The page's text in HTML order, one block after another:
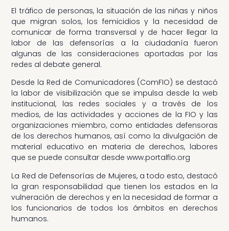
El tráfico de personas, la situación de las niñas y niños
que migran solos, los femicidios y la necesidad de
comunicar de forma transversal y de hacer llegar la
labor de las defensorías a la ciudadanía fueron
algunas de las consideraciones aportadas por las
redes al debate general.
Desde la Red de Comunicadores (ComFIO) se destacó
la labor de visibilización que se impulsa desde la web
institucional, las redes sociales y a través de los
medios, de las actividades y acciones de la FIO y las
organizaciones miembro, como entidades defensoras
de los derechos humanos, así como la divulgación de
material educativo en materia de derechos, labores
que se puede consultar desde www.portalfio.org
La Red de Defensorías de Mujeres, a todo esto, destacó
la gran responsabilidad que tienen los estados en la
vulneración de derechos y en la necesidad de formar a
los funcionarios de todos los ámbitos en derechos
humanos.